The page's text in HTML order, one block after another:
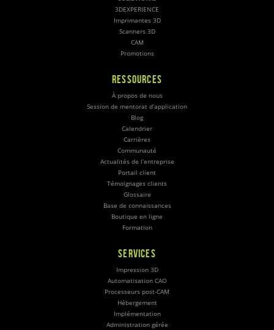
3DEXPERIENCE
Imprimantes 3D
Scanners 3D
CAM
Promotions
RESSOURCES
À propos de nous
Session de mentorat d’application
Blog
Calendrier
Carrières
Communauté
Actualités de l’entreprise
Portail client
Témoignages clients
Glossaire
Base de connaissances
Boutique en ligne
Formation
SERVICES
Impression 3D
Automatisation CAO
Processeurs post-CAM
Hébergement
Implémentation
Administration gérée